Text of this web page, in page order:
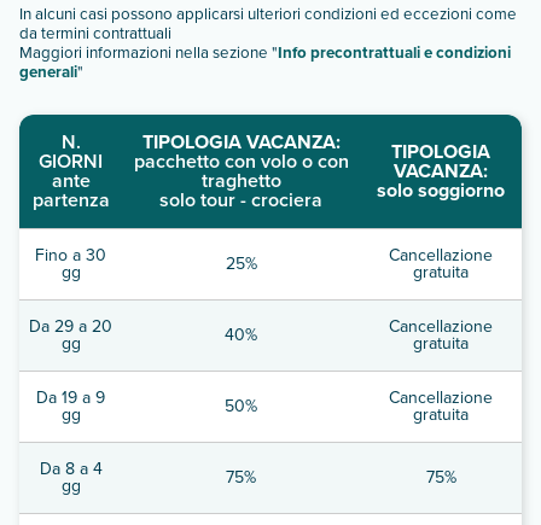
In alcuni casi possono applicarsi ulteriori condizioni ed eccezioni come
da termini contrattuali
Maggiori informazioni nella sezione "Info precontrattuali e condizioni
generali"
N.
GIORNI
ante
partenza
TIPOLOGIA VACANZA:
pacchetto con volo o con
traghetto
solo tour - crociera
TIPOLOGIA
VACANZA:
solo soggiorno
Fino a 30
gg 25% Cancellazione
gratuita
Da 29 a 20
gg 40% Cancellazione
gratuita
Da 19 a 9
gg 50% Cancellazione
gratuita
Da 8 a 4
gg 75% 75%